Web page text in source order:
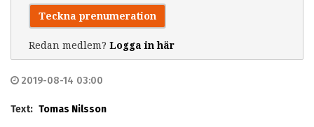
Teckna prenumeration
Redan medlem? Logga in här
2019-08-14 03:00
Text: Tomas Nilsson